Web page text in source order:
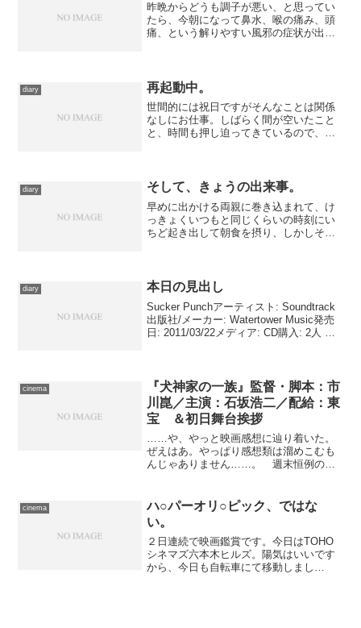
昨晩からどうも調子が悪い、と思ってい
たら、今朝になって鼻水、喉の痛み、頭
痛、という解りやすい風邪の症状が出て
が、そもそも昨日、一昨日...
diary 再起動中。
世間的には祝日ですがそんなことは関係
なしにお仕事。しばらく間が空いたこと
と、時間も押し迫ってきているので、効
だ。 ……なんてことをや...
diary そして、きょうの出来事。
早めに出かける両親に巻き込まれて、け
っきょくいつもと同じくらいの時刻にい
ちど起き出して朝食を摂り、しかしその
日中を過ごす。 そこから...
diary 本日の見出し
Sucker Punchアーティスト: Soundtrack
出版社/メーカー: Watertower Music発売
日: 2011/03/22メディア: CD購入: 2人 ク
cinema
『犬神家の一族』監督・脚本：市
川崑／主演：石坂浩二／配給：東
宝 ＆初日舞台挨拶
……や、やっと映画感想に辿り着いた。
ぜえはあ。やっぱり感想類は溜めこむも
んじゃありません……。 週末恒例の映
くて入れません”という事態を避けるため
にも電車にて、きのう...
cinema
ハ○パーオリ○ピック、ではな
い。
２日連続で映画鑑賞です。今日はTOHO
シネマズ六本木ヒルズ。陽気はいいです
から、今日も自転車にて移動しまし